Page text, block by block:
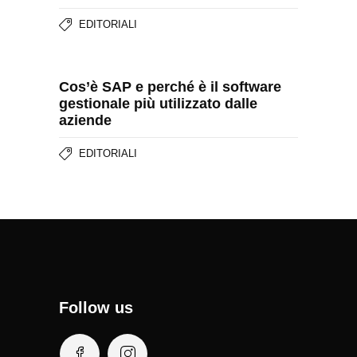
EDITORIALI
Cos’è SAP e perché è il software
gestionale più utilizzato dalle
aziende
EDITORIALI
Follow us